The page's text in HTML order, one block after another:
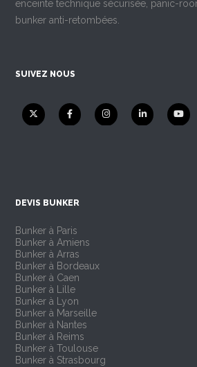
enceinte technique sécurisée, panic-
bunker anti-retombées.
SUIVEZ NOUS
DEVIS BUNKER
Bunker à Paris
Bunker à Amiens
Bunker à Arras
Bunker à Bordeaux
Bunker à Caen
Bunker à Lille
Bunker à Lyon
Bunker à Marseille
Bunker à Nantes
Bunker à Reims
Bunker à Toulouse
Bunker à Strasbourg